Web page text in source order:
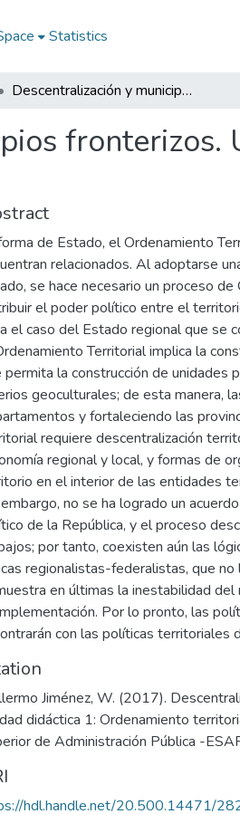
Statistics
Descentralización y municipios fronterizos. Unidad didáctica 1: Ordenamiento territorial
fronterizos.
de Estado, el Ordenamiento
relacionados. Al adoptarse
se hace necesario un proceso
el poder político entre el
el caso del Estado regional que se
Territorial implica la
permita la construcción de unidades
geoculturales; de esta manera,
y fortaleciendo las
requiere descentralización
regional y local, y formas de
en el interior de las entidades
no se ha logrado un
de la República, y el proceso
por tanto, coexisten aún las
regionalistas-federalistas, que no
en últimas la inestabilidad
Por lo pronto, las
con las políticas territoriales
Jiménez, W. (2017).
didáctica 1: Ordenamiento
de Administración Pública -
hdl.handle.net/20.500.14471/